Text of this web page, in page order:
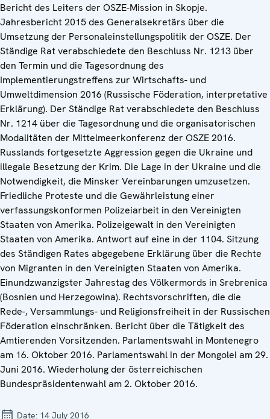
Bericht des Leiters der OSZE-Mission in Skopje.
Jahresbericht 2015 des Generalsekretärs über die
Umsetzung der Personaleinstellungspolitik der OSZE. Der
Ständige Rat verabschiedete den Beschluss Nr. 1213 über
den Termin und die Tagesordnung des
Implementierungstreffens zur Wirtschafts- und
Umweltdimension 2016 (Russische Föderation, interpretative
Erklärung). Der Ständige Rat verabschiedete den Beschluss
Nr. 1214 über die Tagesordnung und die organisatorischen
Modalitäten der Mittelmeerkonferenz der OSZE 2016.
Russlands fortgesetzte Aggression gegen die Ukraine und
illegale Besetzung der Krim. Die Lage in der Ukraine und die
Notwendigkeit, die Minsker Vereinbarungen umzusetzen.
Friedliche Proteste und die Gewährleistung einer
verfassungskonformen Polizeiarbeit in den Vereinigten
Staaten von Amerika. Polizeigewalt in den Vereinigten
Staaten von Amerika. Antwort auf eine in der 1104. Sitzung
des Ständigen Rates abgegebene Erklärung über die Rechte
von Migranten in den Vereinigten Staaten von Amerika.
Einundzwanzigster Jahrestag des Völkermords in Srebrenica
(Bosnien und Herzegowina). Rechtsvorschriften, die die
Rede-, Versammlungs- und Religionsfreiheit in der Russischen
Föderation einschränken. Bericht über die Tätigkeit des
Amtierenden Vorsitzenden. Parlamentswahl in Montenegro
am 16. Oktober 2016. Parlamentswahl in der Mongolei am 29.
Juni 2016. Wiederholung der österreichischen
Bundespräsidentenwahl am 2. Oktober 2016.
Date: 14 July 2016